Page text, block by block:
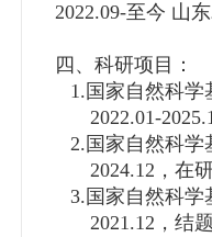
2022.09-至今 山
四、科研项目：
1. 国家自然科学
2022.01-
2. 国家自然科
2024.12 ，在
3. 国家自然科
2021.12 ，结